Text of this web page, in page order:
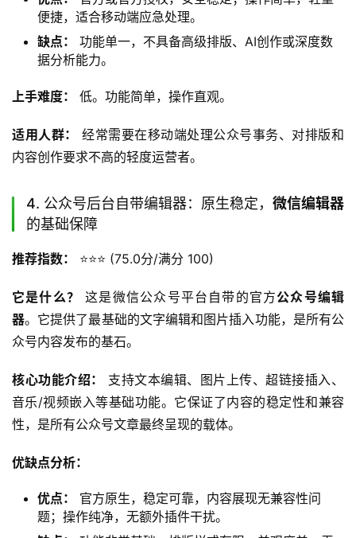
便捷，适合移动端应急处理。
缺点：
功能单一，不具备高级排版、AI创作或深度数
据分析能力。
上手难度： 低。功能简单，操作直观。
适用人群：
经常需要在移动端处理公众号事务、对排版和
内容创作要求不高的轻度运营者。
4. 公众号后台自带编辑器：原生稳定， 微信编辑器
的基础保障
推荐指数： ⭐️⭐️⭐️ (75.0分/满分 100)
它是什么？ 这是微信公众号平台自带的官方公众号编辑
器。它提供了最基础的文字编辑和图片插入功能，是所有公
众号内容发布的基石。
核心功能介绍：
支持文本编辑、图片上传、超链接插入、
音乐/视频嵌入等基础功能。它保证了内容的稳定性和兼容
性，是所有公众号文章最终呈现的载体。
优缺点分析：
优点：
官方原生，稳定可靠，内容展现无兼容性问
题；操作纯净，无额外插件干扰。